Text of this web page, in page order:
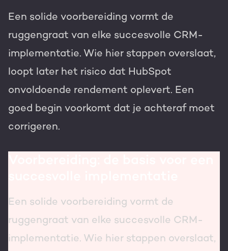
Een solide voorbereiding vormt de
ruggengraat van elke succesvolle CRM-
implementatie. Wie hier stappen overslaat,
loopt later het risico dat HubSpot
onvoldoende rendement oplevert. Een
goed begin voorkomt dat je achteraf moet
corrigeren.
Een solide voorbereiding vormt de
ruggengraat van elke succesvolle CRM-
implementatie. Wie hier stappen overslaat,